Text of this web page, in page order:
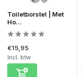
Toiletborstel | Met
Ho...
€15,95
Incl. btw